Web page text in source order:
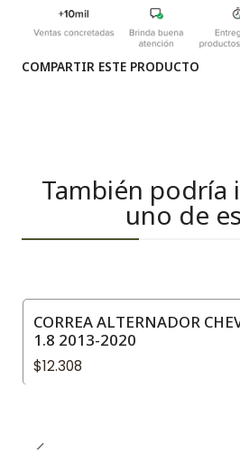
COMPARTIR ESTE PRODUCTO
También podría
uno de
CORREA ALTERNADOR
1.8 2013-2020
$12.308